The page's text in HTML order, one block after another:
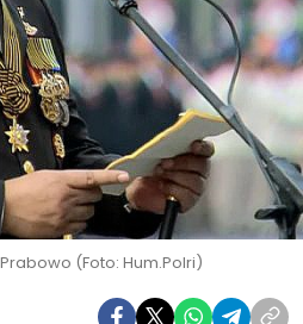
(Foto: Hum.Polri)